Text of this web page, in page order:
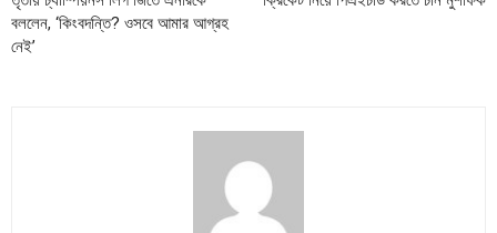
বললেন, ‘কিংবদন্তি? ওসবে আমার আগ্রহ
নেই’